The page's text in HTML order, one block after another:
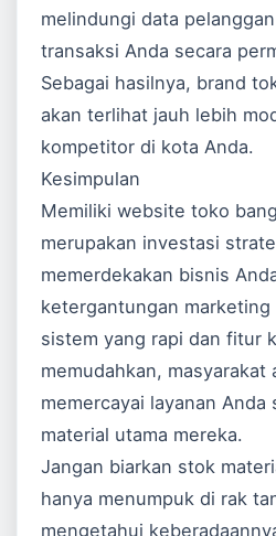
melindungi data
transaksi Anda secara
Sebagai hasilnya, brand
akan terlihat jauh lebih
kompetitor di kota Anda.
Kesimpulan
Memiliki website toko
merupakan investasi
memerdekakan bisnis
ketergantungan marketing
sistem yang rapi dan fitur
memudahkan, masyarakat
memercayai layanan Anda
material utama mereka.
Jangan biarkan stok
hanya menumpuk di rak
mengetahui